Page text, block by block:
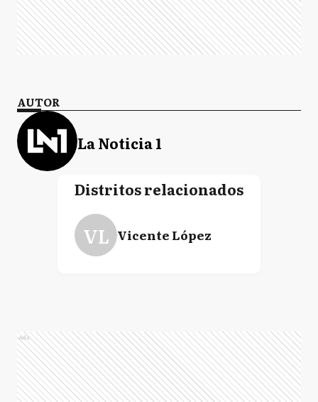
AUTOR
La Noticia 1
Distritos relacionados
VL Vicente López
Ads